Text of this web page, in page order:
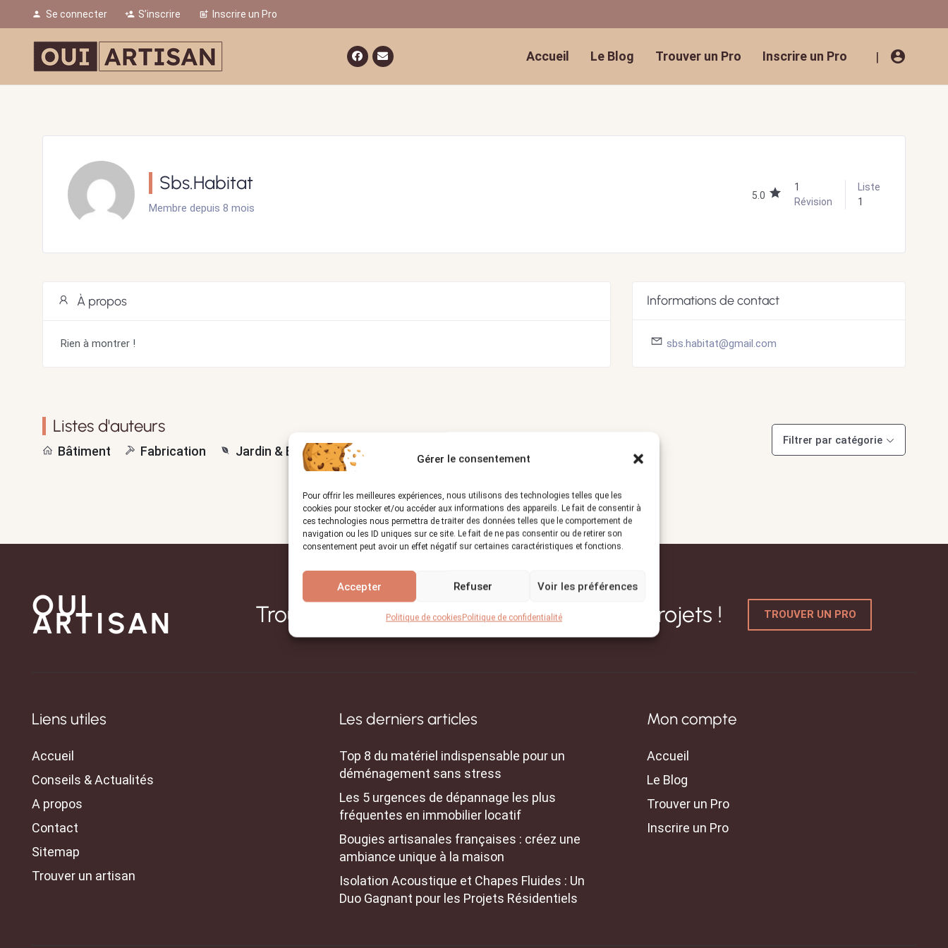
Gérer le consentement
Pour offrir les meilleures expériences, nous utilisons des technologies telles que les
cookies pour stocker et/ou accéder aux informations des appareils. Le fait de consentir à
ces technologies nous permettra de traiter des données telles que le comportement de
navigation ou les ID uniques sur ce site. Le fait de ne pas consentir ou de retirer son
consentement peut avoir un effet négatif sur certaines caractéristiques et fonctions.
Accepter Refuser Voir les préférences
Politique de cookiesPolitique de confidentialité
person Se connecter person_add S’inscrire post_add Inscrire un Pro
Accueil Le Blog Trouver un Pro Inscrire un Pro | account_circle
Sbs.Habitat
Membre depuis 8 mois
5.0
1
Révision
Liste
1
À propos
Rien à montrer !
Informations de contact
sbs.habitat@gmail.com
Listes d'auteurs
Bâtiment Fabrication Jardin & Extérieur
Filtrer par catégorie
OUI
ARTISAN Trouvez l’artisan de confiance pour vos projets ! TROUVER UN PRO
Liens utiles
Accueil
Conseils & Actualités
A propos
Contact
Sitemap
Trouver un artisan
Les derniers articles
Top 8 du matériel indispensable pour un
déménagement sans stress
Les 5 urgences de dépannage les plus
fréquentes en immobilier locatif
Bougies artisanales françaises : créez une
ambiance unique à la maison
Isolation Acoustique et Chapes Fluides : Un
Duo Gagnant pour les Projets Résidentiels
Mon compte
Accueil
Le Blog
Trouver un Pro
Inscrire un Pro